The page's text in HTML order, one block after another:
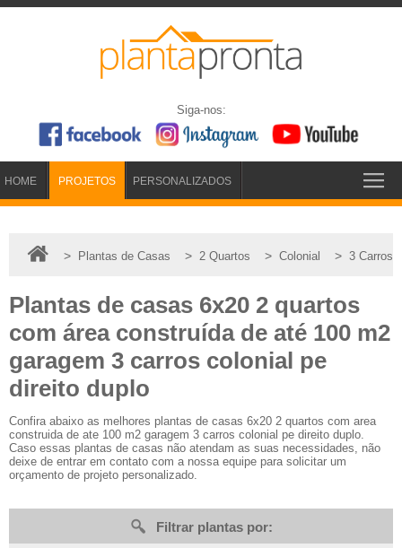
Siga-nos:
HOME PROJETOS PERSONALIZADOS
> Plantas de Casas > 2 Quartos > Colonial > 3 Carros
Plantas de casas 6x20 2 quartos
com área construída de até 100 m2
garagem 3 carros colonial pe
direito duplo
Confira abaixo as melhores plantas de casas 6x20 2 quartos com area
construida de ate 100 m2 garagem 3 carros colonial pe direito duplo.
Caso essas plantas de casas não atendam as suas necessidades, não
deixe de entrar em contato com a nossa equipe para solicitar um
orçamento de projeto personalizado.
Filtrar plantas por: